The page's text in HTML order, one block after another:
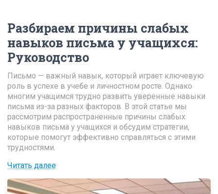
Разбираем причины слабых
навыков письма у учащихся:
Руководство
Письмо — важный навык, который играет ключевую
роль в успехе в учебе и личностном росте. Однако
многим учащимся трудно развить уверенные навыки
письма из-за разных факторов. В этой статье мы
рассмотрим распространенные причины слабых
навыков письма у учащихся и обсудим стратегии,
которые помогут эффективно справляться с этими
трудностями.
Читать далее